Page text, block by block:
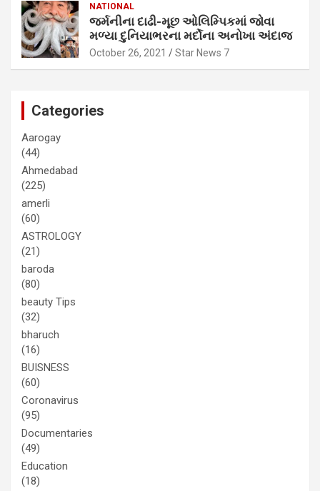
NATIONAL
જર્મનીના દાઢી-મૂછ ઓલિમ્પિકમાં જોવા
મળ્યા દુનિયાભરના મર્દોના અનોખા અંદાજ
October 26, 2021 Star News 7
Categories
Aarogay
(44)
Ahmedabad
(225)
amerli
(60)
ASTROLOGY
(21)
baroda
(80)
beauty Tips
(32)
bharuch
(16)
BUISNESS
(60)
Coronavirus
(95)
Documentaries
(49)
Education
(18)